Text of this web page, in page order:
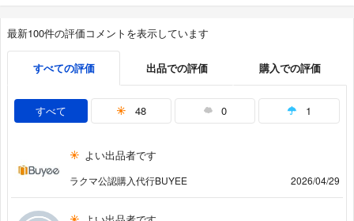
最新100件の評価コメントを表示しています
すべての評価 出品での評価 購入での評価
すべて 48 0 1
よい出品者です
ラクマ公認購入代行BUYEE 2026/04/29